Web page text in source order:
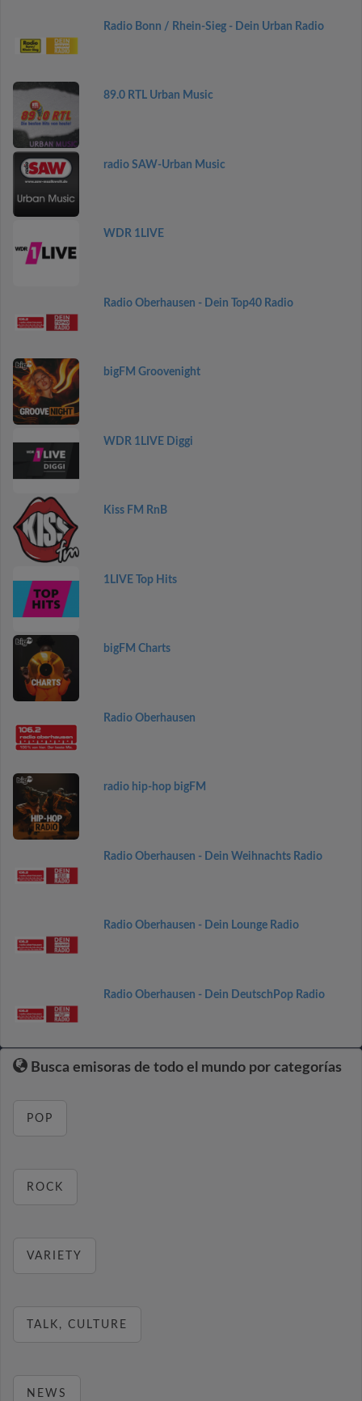
Radio Bonn / Rhein-Sieg - Dein Urban Radio
89.0 RTL Urban Music
radio SAW-Urban Music
WDR 1LIVE
Radio Oberhausen - Dein Top40 Radio
bigFM Groovenight
WDR 1LIVE Diggi
Kiss FM RnB
1LIVE Top Hits
bigFM Charts
Radio Oberhausen
radio hip-hop bigFM
Radio Oberhausen - Dein Weihnachts Radio
Radio Oberhausen - Dein Lounge Radio
Radio Oberhausen - Dein DeutschPop Radio
Busca emisoras de todo el mundo por categorías
POP
ROCK
VARIETY
TALK, CULTURE
NEWS